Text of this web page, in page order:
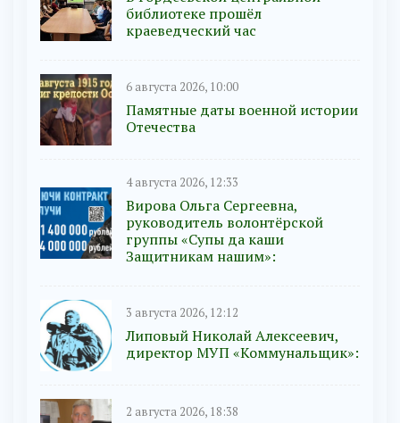
библиотеке прошёл
краеведческий час
6 августа 2026, 10:00
Памятные даты военной истории
Отечества
4 августа 2026, 12:33
Вирова Ольга Сергеевна,
руководитель волонтёрской
группы «Супы да каши
Защитникам нашим»:
3 августа 2026, 12:12
Липовый Николай Алексеевич,
директор МУП «Коммунальщик»:
2 августа 2026, 18:38